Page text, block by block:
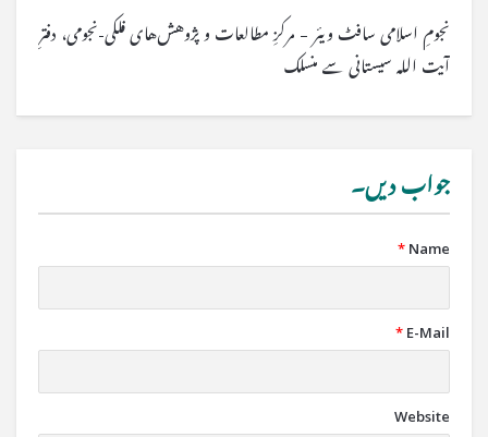
نجومِ اسلامی سافٹ ویئر – مرکزِ مطالعات و پژوهش‌های فلکی-نجومی، دفترِ
آیت اللہ سیستانی سے منسلک
جواب دیں۔
Name
*
E-Mail
*
Website